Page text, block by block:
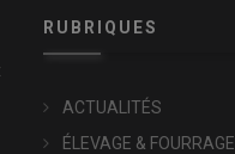
RUBRIQUES
ACTUALITÉS
ÉLEVAGE & FOURRAGE